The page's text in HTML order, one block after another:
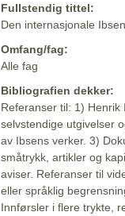
Fullstendig tittel:
Den internasjonale
Omfang/fag:
Alle fag
Bibliografien dekker:
Referanser til: 1)
selvstendige utgivelser
av Ibsens verker. 3)
småtrykk, artikler og
aviser. Referanser til
eller språklig
Innførsler i flere trykte,